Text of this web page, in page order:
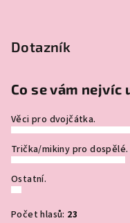
Dotazník
Co se vám nejvíc
Věci pro dvojčátka.
Trička/mikiny pro dospělé.
Ostatní.
Počet hlasů: 23